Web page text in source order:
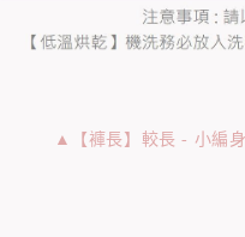
▲【褲長】較長 - 小編